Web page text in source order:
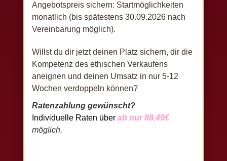
Angebotspreis sichern: Startmöglichkeiten
monatlich (bis spätestens 30.09.2026 nach
Vereinbarung möglich).
Willst du dir jetzt deinen Platz sichern, dir die
Kompetenz des ethischen Verkaufens
aneignen und deinen Umsatz in nur 5-12
Wochen verdoppeln können?
Ratenzahlung gewünscht?
Individuelle Raten überab nur 88,49€
möglich.